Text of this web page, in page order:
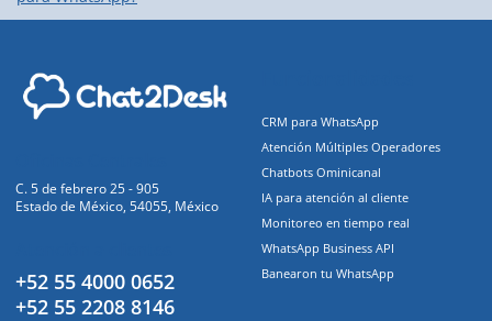
C. 5 de febrero 25 - 905
Estado de México, 54055, México
+52 55 4000 0652
+52 55 2208 8146
CRM para WhatsApp
Atención Múltiples Operadores
Chatbots Ominicanal
IA para atención al cliente
Monitoreo en tiempo real
WhatsApp Business API
Banearon tu WhatsApp